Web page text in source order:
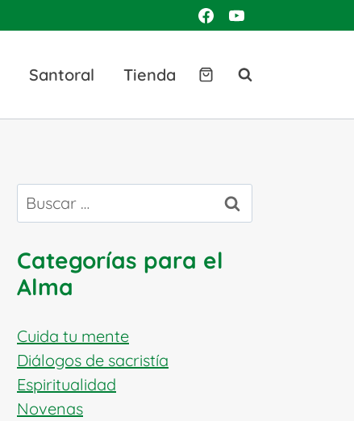
Santoral Tienda
Buscar:
Categorías para el
Alma
Cuida tu mente
Diálogos de sacristía
Espiritualidad
Novenas